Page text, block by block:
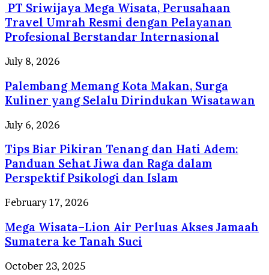
Mega
Wisata,
Perusahaan
Travel
Umrah
Resmi
dengan
Pelayanan
Profesional
Internasional
PT Sriwijaya Mega Wisata, Perusahaan
Travel Umrah Resmi dengan Pelayanan
Profesional Berstandar Internasional
Palembang
Kota
Makan,
Surga
Kuliner
yang
Selalu
Dirindukan
Wisatawan
July 8, 2026
Palembang Memang Kota Makan, Surga
Kuliner yang Selalu Dirindukan Wisatawan
Tips
Pikiran
Tenang
dan
Hati
Adem:
Panduan
Sehat
Jiwa
dan
dalam
July 6, 2026
Tips Biar Pikiran Tenang dan Hati Adem:
Panduan Sehat Jiwa dan Raga dalam
Perspektif Psikologi dan Islam
Mega
Lion
Air
Perluas
Akses
February 17, 2026
Mega Wisata–Lion Air Perluas Akses Jamaah
Sumatera ke Tanah Suci
Madinah
October 23, 2025